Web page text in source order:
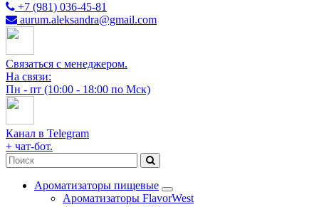
+7 (981) 036-45-81
aurum.aleksandra@gmail.com
Связаться с менеджером.
На связи:
Пн - пт (10:00 - 18:00 по Мск)
Канал в Telegram
+ чат-бот.
Ароматизаторы пищевые
Ароматизаторы FlavorWest